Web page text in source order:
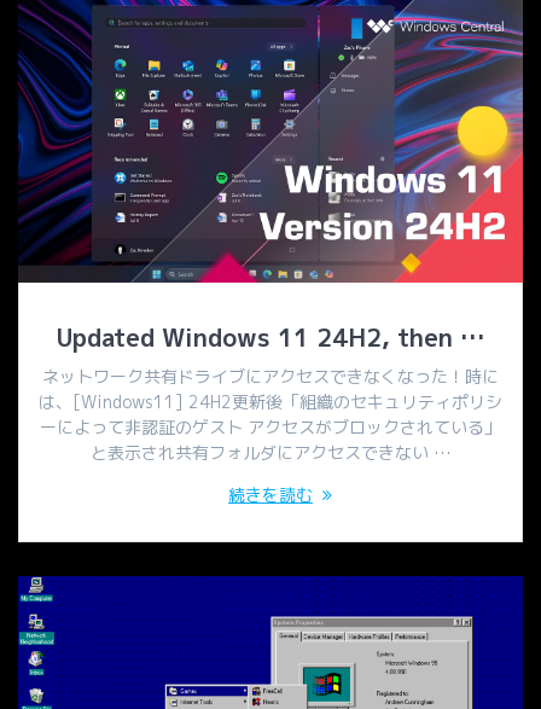
Updated Windows 11 24H2, then …
ネットワーク共有ドライブにアクセスできなくなった！時に
は、[Windows11] 24H2更新後「組織のセキュリティポリシ
ーによって非認証のゲスト アクセスがブロックされている」
と表示され共有フォルダにアクセスできない …
続きを読む